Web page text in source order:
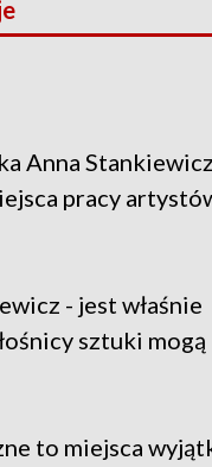
Anna
pracy
- jest właśnie
sztuki mogą
to miejsca